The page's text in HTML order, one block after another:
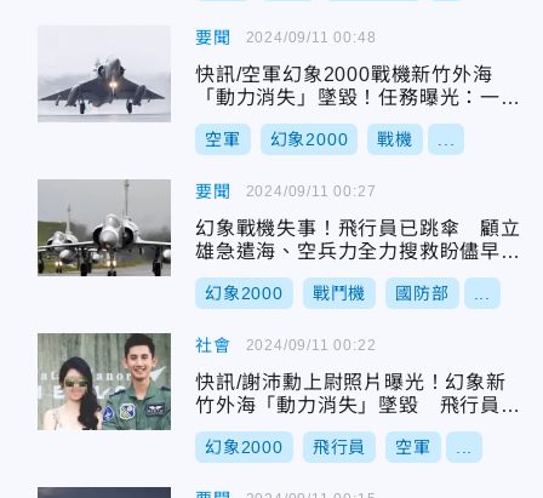
要聞
快訊/空軍幻象2000戰機新竹外海
「動力消失」墜毀！任務曝光：一般
夜航訓練
空軍 幻象2000 戰機
2024/09/11 00:48
要聞
幻象戰機失事！飛行員已跳傘 顧立
雄急遣海、空兵力全力搜救盼儘早尋
獲
幻象2000 戰鬥機 國防部
2024/09/11 00:27
社會
快訊/謝沛勳上尉照片曝光！幻象新
竹外海「動力消失」墜毀 飛行員跳
傘逃生
幻象2000 飛行員 空軍
2024/09/11 00:22